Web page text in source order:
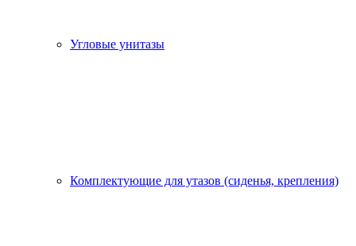
Угловые унитазы
Комплектующие для утазов (сиденья, крепления)